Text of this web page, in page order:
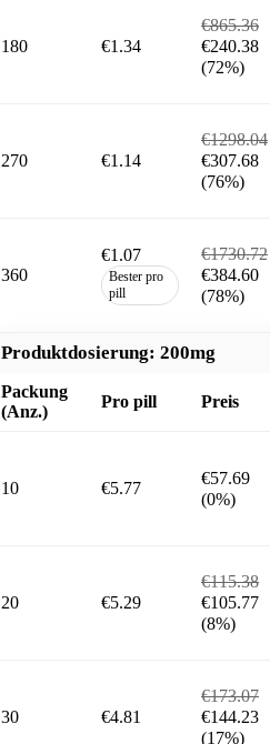
180 €1.34
€865.36
€240.38
(72%)
270 €1.14
€1298.04
€307.68
(76%)
360
€1.07
Bester pro
pill
€1730.72
€384.60
(78%)
Produktdosierung: 200mg
Packung
(Anz.)
Pro pill Preis
10 €5.77
€57.69
(0%)
20 €5.29
€115.38
€105.77
(8%)
30 €4.81
€173.07
€144.23
(17%)